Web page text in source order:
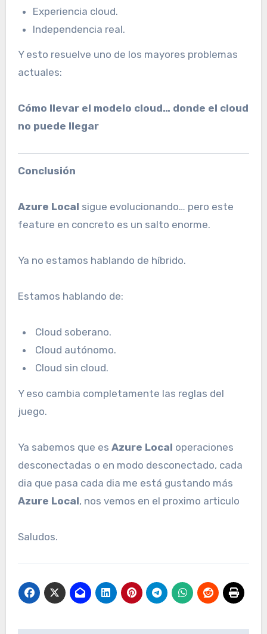
Experiencia cloud.
Independencia real.
Y esto resuelve uno de los mayores problemas
actuales:
Cómo llevar el modelo cloud… donde el cloud
no puede llegar
Conclusión
Azure Local sigue evolucionando… pero este
feature en concreto es un salto enorme.
Ya no estamos hablando de híbrido.
Estamos hablando de:
Cloud soberano.
Cloud autónomo.
Cloud sin cloud.
Y eso cambia completamente las reglas del
juego.
Ya sabemos que es Azure Local operaciones
desconectadas o en modo desconectado, cada
dia que pasa cada dia me está gustando más
Azure Local, nos vemos en el proximo articulo
Saludos.